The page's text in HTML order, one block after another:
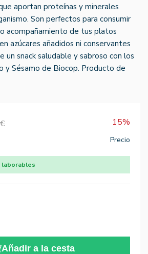
aportan proteínas y minerales
Son perfectos para consumir
acompañamiento de tus platos
azúcares añadidos ni conservantes
un snack saludable y sabroso con los
y Sésamo de Biocop. Producto de
15%
Precio
laborables
Añadir a la cesta